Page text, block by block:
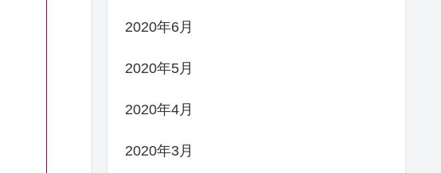
2020年6月
2020年5月
2020年4月
2020年3月